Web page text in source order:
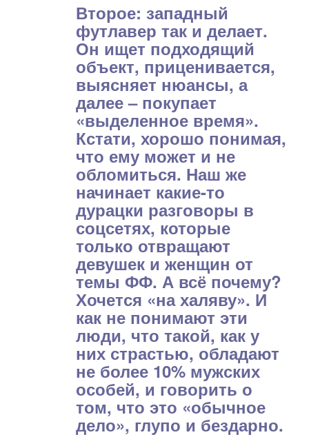
Второе: западный
футлавер так и делает.
Он ищет подходящий
объект, приценивается,
выясняет нюансы, а
далее – покупает
«выделенное время».
Кстати, хорошо понимая,
что ему может и не
обломиться. Наш же
начинает какие-то
дурацки разговоры в
соцсетях, которые
только отвращают
девушек и женщин от
темы ФФ. А всё почему?
Хочется «на халяву». И
как не понимают эти
люди, что такой, как у
них страстью, обладают
не более 10% мужских
особей, и говорить о
том, что это «обычное
дело», глупо и бездарно.